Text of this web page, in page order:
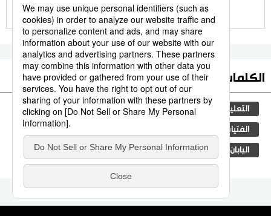
للمزيد
الكلمات الأكثر بحثا
التعليم الياباني مجتمع الجنس طوكيو
الفتيات المرحلة الابتدائية
اليابان جيجي برس